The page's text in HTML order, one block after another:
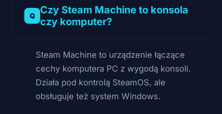
Czy Steam Machine to konsola
czy komputer?
Steam Machine to urządzenie łączące
cechy komputera PC z wygodą konsoli.
Działa pod kontrolą SteamOS, ale
obsługuje też system Windows.